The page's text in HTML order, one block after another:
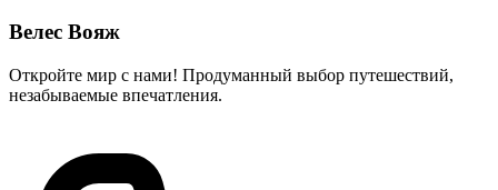
Велес Вояж
Откройте мир с нами! Продуманный выбор путешествий,
незабываемые впечатления.